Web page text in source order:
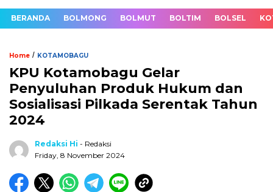
BERANDA BOLMONG BOLMUT BOLTIM BOLSEL
Home / KOTAMOBAGU
KPU Kotamobagu Gelar
Penyuluhan Produk Hukum dan
Sosialisasi Pilkada Serentak Tahun
2024
Redaksi Hi - Redaksi
Friday, 8 November 2024